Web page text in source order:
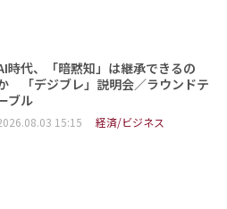
時代、「暗黙知」は継承できるの
「デジブレ」説明会／ラウンドテ
ブル
15:15 経済/ビジネス